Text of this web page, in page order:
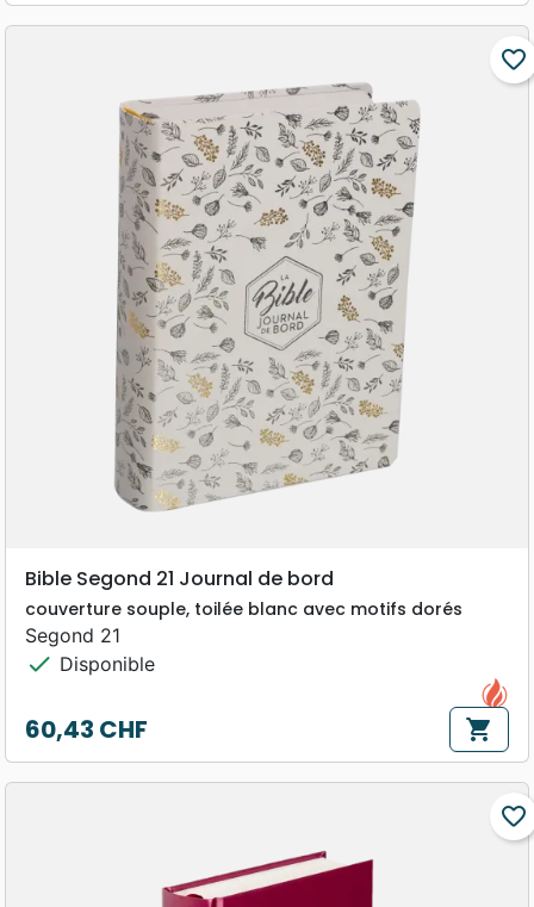
favorite_border
Bible Segond 21 Journal de bord
couverture souple, toilée blanc avec motifs dorés
Segond 21
check Disponible
Prix
60,43 CHF shopping_cart
favorite_border